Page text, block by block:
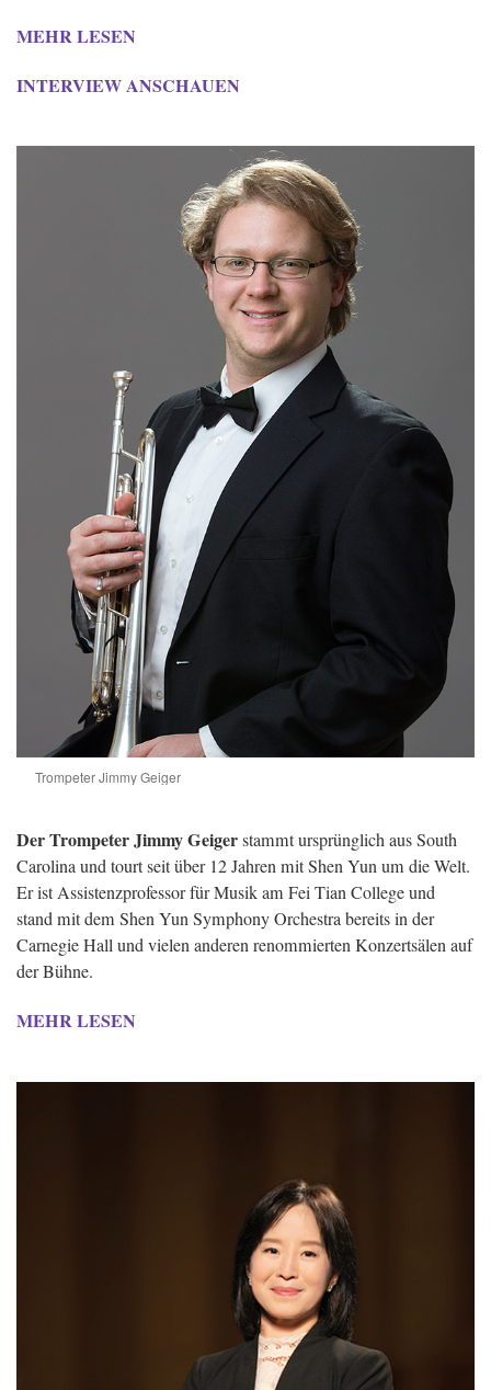
MEHR LESEN
INTERVIEW ANSCHAUEN
Trompeter Jimmy Geiger
Der Trompeter Jimmy Geigerstammt ursprünglich aus South
Carolina und tourt seit über 12 Jahren mit Shen Yun um die Welt.
Er ist Assistenzprofessor für Musik am Fei Tian College und
stand mit dem Shen Yun Symphony Orchestra bereits in der
Carnegie Hall und vielen anderen renommierten Konzertsälen auf
der Bühne.
MEHR LESEN